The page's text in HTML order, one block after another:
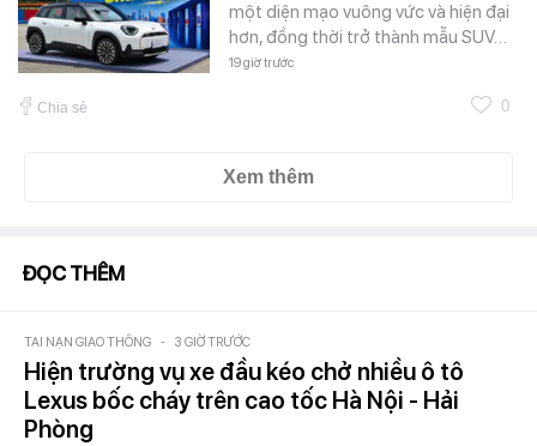
một diện mạo vuông vức và hiện đại
hơn, đồng thời trở thành mẫu SUV…
19 giờ trước
Chia sẻ 0
Xem thêm
ĐỌC THÊM
TAI NẠN GIAO THÔNG - 3 GIỜ TRƯỚC
Hiện trường vụ xe đầu kéo chở nhiều ô tô
Lexus bốc cháy trên cao tốc Hà Nội - Hải
Phòng